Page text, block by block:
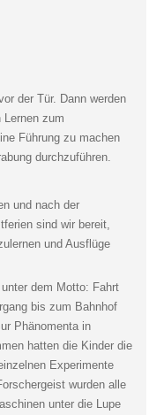
der Tür. Dann werden
zum
Führung zu machen
durchzuführen.
und nach der
sind wir bereit,
und Ausflüge
dem Motto: Fahrt
bis zum Bahnhof
Phänomenta in
hatten die Kinder die
Experimente
wurden alle
unter die Lupe